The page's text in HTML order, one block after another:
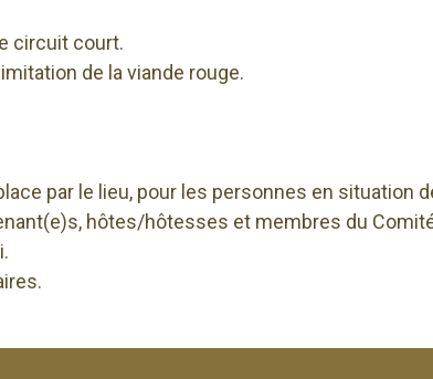
circuit court.
de la viande rouge.
par le lieu, pour les personnes en situation
hôtes/hôtesses et membres du